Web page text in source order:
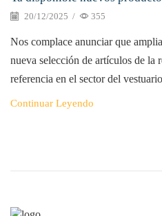
20/12/2025 / 355
Nos complace anunciar que
nueva selección de artículos de la
referencia en el sector del
Continuar Leyendo